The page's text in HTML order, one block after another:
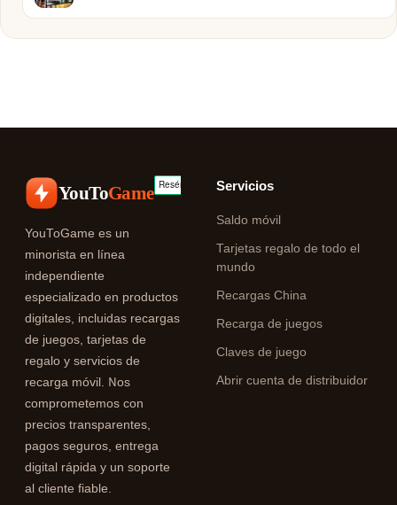
YouToGame
YouToGame es un
minorista en línea
independiente
especializado en productos
digitales, incluidas recargas
de juegos, tarjetas de
regalo y servicios de
recarga móvil. Nos
comprometemos con
precios transparentes,
pagos seguros, entrega
digital rápida y un soporte
al cliente fiable.
Servicios
Saldo móvil
Tarjetas regalo de todo el
mundo
Recargas China
Recarga de juegos
Claves de juego
Abrir cuenta de distribuidor